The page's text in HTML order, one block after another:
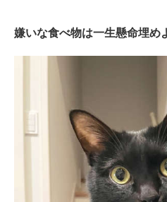
嫌いな食べ物は一生懸命埋め
PECOアプリをダウ
アプリで